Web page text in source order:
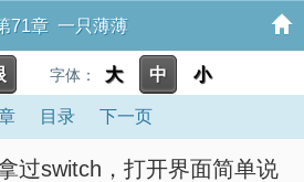
71章 一只薄薄
字体： 大 中 小
目录 下一页
过switch，打开界面简单说